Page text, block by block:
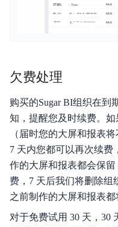
欠费处理
购买的Sugar BI组织在到
知，提醒您及时续费。
（届时您的大屏和报表
7 天内您都可以再次续费
作的大屏和报表都会保
费，7 天后我们将删除组
之前制作的大屏和报表都
对于免费试用 30 天，30